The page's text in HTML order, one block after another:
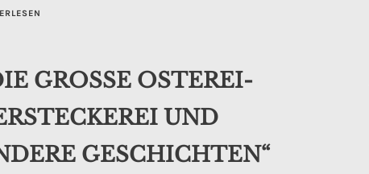
GROSSE OSTEREI-
UND
GESCHICHTEN“